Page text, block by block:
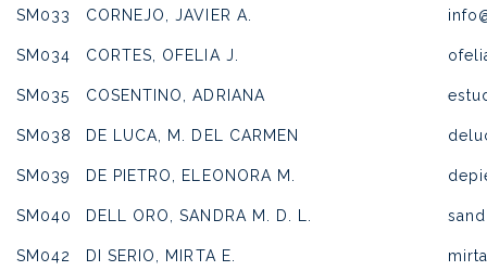
SM033 CORNEJO, JAVIER A.
SM034 CORTES, OFELIA J.
SM035 COSENTINO, ADRIANA
SM038 DE LUCA, M. DEL CARMEN
SM039 DE PIETRO, ELEONORA M.
SM040 DELL ORO, SANDRA M. D. L.
SM042 DI SERIO, MIRTA E.